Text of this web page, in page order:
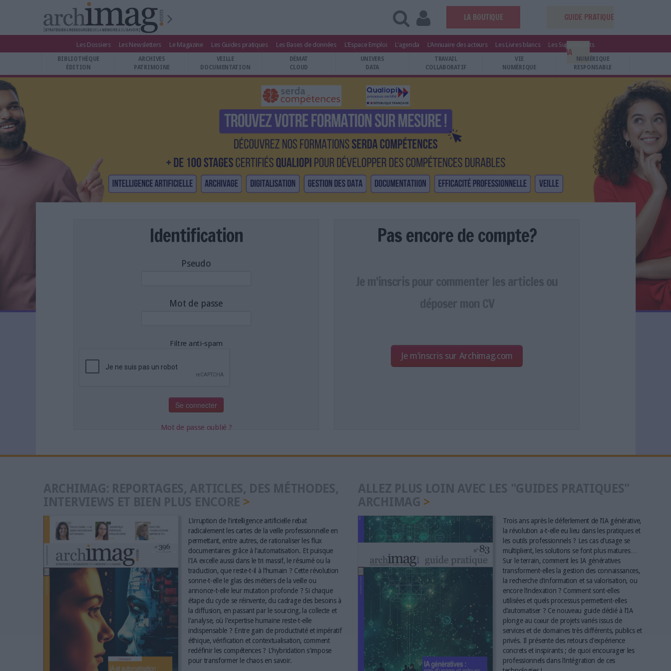
LA BOUTIQUE GUIDE PRATIQUE
IA
BIBLIOTHÈQUE ÉDITION
ARCHIVES PATRIMOINE
VEILLE DOCUMENTATION
UNIVERS DATA
TRAVAIL COLLABORATIF
VIE NUMÉRIQUE
NUMÉRIQUE RESPONSABLE
L'ANNUAIRE DES ACTEURS
NOS OFFRES D'ABONNEMENTS
Les Dossiers Les Newsletters Le Magazine Les Guides pratiques Les Bases de données L'Espace Emploi L'agenda L'Annuaire des acteurs Les Livres blancs Les Suppléments
BIBLIOTHÈQUE
ÉDITION
ARCHIVES
PATRIMOINE
VEILLE
DOCUMENTATION
DÉMAT
CLOUD
UNIVERS
DATA
TRAVAIL
COLLABORATIF
VIE
NUMÉRIQUE
NUMÉRIQUE
RESPONSABLE
Identification
Pseudo
Mot de passe
Filtre anti-spam
Mot de passe oublié ?
Pas encore de compte?
Je m'inscris sur Archimag.com
L'irruption de l'intelligence artificielle rebat
radicalement les cartes de la veille professionnelle en
permettant, entre autres, de rationaliser les flux
documentaires grâce à l’automatisation. Et puisque
l'IA excelle aussi dans le tri massif, le résumé ou la
traduction, que reste-t-il à l’humain ? Cette révolution
sonne-t-elle le glas des métiers de la veille ou
annonce-t-elle leur mutation profonde ? Si chaque
étape du cycle se réinvente, du cadrage des besoins à
la diffusion, en passant par le sourcing, la collecte et
l'analyse, où l'expertise humaine reste-t-elle
indispensable ? Entre gain de productivité et impératif
éthique, vérification et contextualisation, comment
redéfinir les compétences ? L'hybridation s'impose
pour transformer le chaos en savoir.
Trois ans après le déferlement de l’IA générative,
la révolution a-t-elle eu lieu dans les pratiques et
les outils professionnels ? Les cas d’usage se
multiplient, les solutions se font plus matures…
Sur le terrain, comment les IA génératives
transforment-elles la gestion des connaissances,
la recherche d’information et sa valorisation, ou
encore l’indexation ? Comment sont-elles
utilisées et quels processus permettent-elles
d’automatiser ? Ce nouveau guide dédié à l’IA
plonge au cœur de projets variés issus de
services et de domaines très différents, publics et
privés. Il présente des retours d’expérience
concrets et inspirants ; de quoi encourager les
professionnels dans l’intégration de ces